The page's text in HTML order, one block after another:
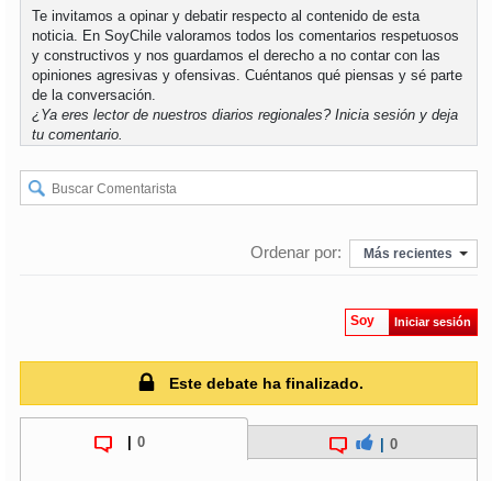
Te invitamos a opinar y debatir respecto al contenido de esta
noticia. En SoyChile valoramos todos los comentarios respetuosos
y constructivos y nos guardamos el derecho a no contar con las
opiniones agresivas y ofensivas. Cuéntanos qué piensas y sé parte
de la conversación.
¿Ya eres lector de nuestros diarios regionales?Inicia sesión y deja
tu comentario.
Ordenar por: Más recientes
Soy Iniciar sesión
Este debate ha finalizado.
0 0